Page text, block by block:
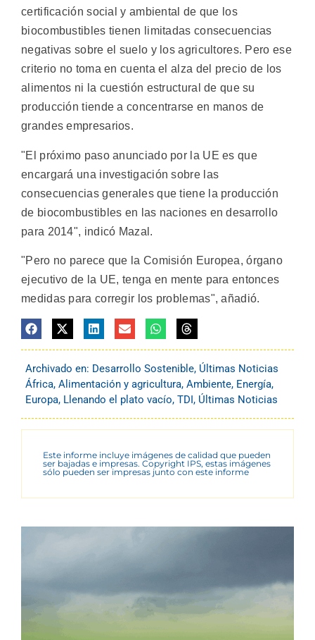
certificación social y ambiental de que los
biocombustibles tienen limitadas consecuencias
negativas sobre el suelo y los agricultores. Pero ese
criterio no toma en cuenta el alza del precio de los
alimentos ni la cuestión estructural de que su
producción tiende a concentrarse en manos de
grandes empresarios.
"El próximo paso anunciado por la UE es que
encargará una investigación sobre las
consecuencias generales que tiene la producción
de biocombustibles en las naciones en desarrollo
para 2014", indicó Mazal.
"Pero no parece que la Comisión Europea, órgano
ejecutivo de la UE, tenga en mente para entonces
medidas para corregir los problemas", añadió.
Archivado en: Desarrollo Sostenible, Últimas Noticias
África, Alimentación y agricultura, Ambiente, Energía,
Europa, Llenando el plato vacío, TDI, Últimas Noticias
Este informe incluye imágenes de calidad que pueden
ser bajadas e impresas. Copyright IPS, estas imágenes
sólo pueden ser impresas junto con este informe